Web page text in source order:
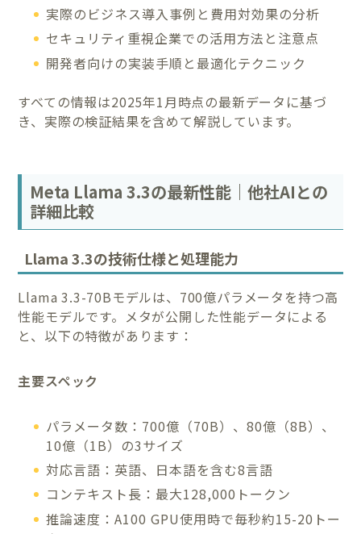
実際のビジネス導入事例と費用対効果の分析
セキュリティ重視企業での活用方法と注意点
開発者向けの実装手順と最適化テクニック
すべての情報は2025年1月時点の最新データに基づ
き、実際の検証結果を含めて解説しています。
Meta Llama 3.3の最新性能｜他社AIとの
詳細比較
Llama 3.3の技術仕様と処理能力
Llama 3.3-70Bモデルは、700億パラメータを持つ高
性能モデルです。メタが公開した性能データによる
と、以下の特徴があります：
主要スペック
パラメータ数：700億（70B）、80億（8B）、
10億（1B）の3サイズ
対応言語：英語、日本語を含む8言語
コンテキスト長：最大128,000トークン
推論速度：A100 GPU使用時で毎秒約15-20トー